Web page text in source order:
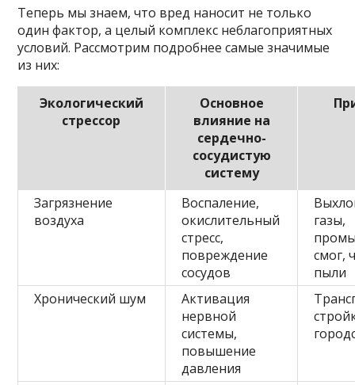
Теперь мы знаем, что вред наносит не только
один фактор, а целый комплекс неблагоприятных
условий. Рассмотрим подробнее самые значимые
из них:
Экологический
стрессор
Основное
влияние на
сердечно-
сосудистую
систему
Загрязнение
воздуха
Воспаление,
окислительный
стресс,
повреждение
сосудов
газы,
смог,
пыли
Хронический шум
Активация
нервной
системы,
повышение
давления